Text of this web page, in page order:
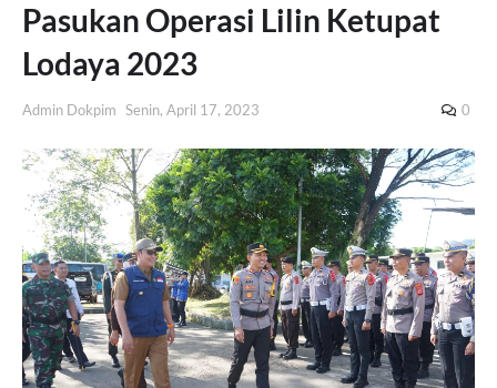
Pasukan Operasi Lilin Ketupat
Lodaya 2023
Admin Dokpim Senin, April 17, 2023 0